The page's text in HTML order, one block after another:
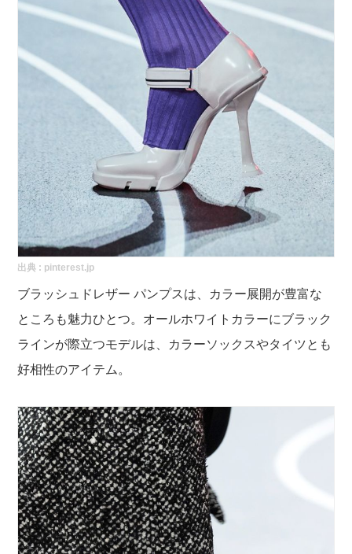
出典 : pinterest.jp
ブラッシュドレザー パンプスは、カラー展開が豊富な
ところも魅力ひとつ。オールホワイトカラーにブラック
ラインが際立つモデルは、カラーソックスやタイツとも
好相性のアイテム。